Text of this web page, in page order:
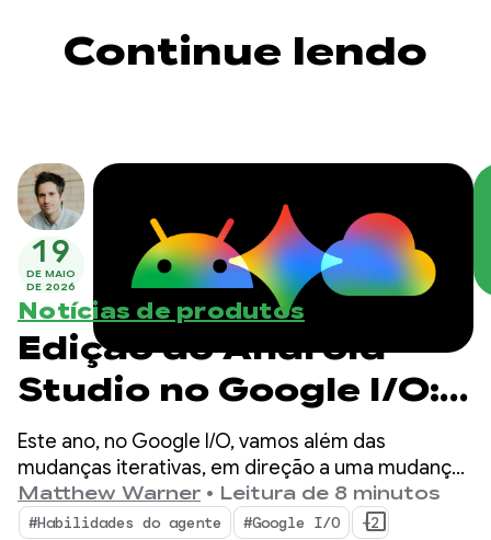
Continue lendo
19
DE MAIO
DE 2026
Notícias de produtos
Edição do Android
Studio no Google I/O:
novidades nas
ferramentas para
desenvolvedores
Este ano, no Google I/O, vamos além das
mudanças iterativas, em direção a uma mudança
fundamental na forma como os apps são criados.
Nossas ferramentas mais recentes são criadas
Matthew Warner • Leitura de 8 minutos
#Habilidades do agente #Google I/O +2